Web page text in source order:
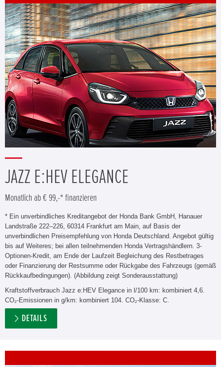
JAZZ E:HEV ELEGANCE
Monatlich ab € 99,-* finanzieren
* Ein unverbindliches Kreditangebot der Honda Bank GmbH, Hanauer
Landstraße 222–226, 60314 Frankfurt am Main, auf Basis der
unverbindlichen Preisempfehlung von Honda Deutschland. Angebot gültig
bis auf Weiteres; bei allen teilnehmenden Honda Vertragshändlern. 3-
Optionen-Kredit, am Ende der Laufzeit Begleichung des Restbetrages
oder Finanzierung der Restsumme oder Rückgabe des Fahrzeugs (gemäß
Rückkaufbedingungen). (Abbildung zeigt Sonderausstattung)
Kraftstoffverbrauch Jazz e:HEV Elegance in l/100 km: kombiniert 4,6.
CO₂-Emissionen in g/km: kombiniert 104. CO₂-Klasse: C.
DETAILS